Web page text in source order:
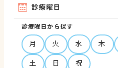
診療曜日
診療曜日から探す
月 火 水 木
土
日 祝